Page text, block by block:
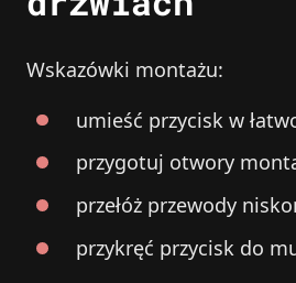
Wskazówki montażu:
umieść przycisk w
przygotuj otwory
przełóż przewody
przykręć przycisk do